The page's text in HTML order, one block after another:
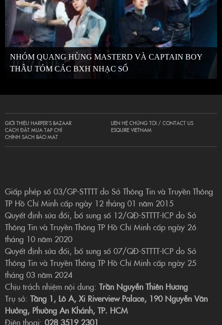
NHÓM QUANG HÙNG MASTERD VÀ CAPTAIN BOY
THÂU TÓM CÁC BXH NHẠC SỐ
GIỚI THIỆU HARPER’S BAZAAR
CÁCH ĐẶT MUA TẠP CHÍ
CHÍNH SÁCH BẢO MẬT
LIÊN HỆ CHÚNG TÔI / CONTACT US
ESQUIRE VIETNAM
Giấp phép số 03/GP-STTTT do Sở Thông Tin và Truyền Thông
TP Hồ Chí Minh cấp ngày 12 tháng 01 năm 2015
Quyết định sửa đổi, bổ sung số 12/QĐ-STTTT-ICP do Sở
Thông Tin và Truyền Thông TP Hồ Chí Minh cấp ngày 26
tháng 10 năm 2020
Quyết định sửa đổi, bổ sung số 07/QĐ-STTTT-ICP do Sở
Thông Tin và Truyền Thông TP Hồ Chí Minh cấp ngày 25
tháng 03 năm 2024
Chịu trách nhiệm nội dung: Trần Nguyễn Thiên Hương
Trụ sở: Tầng 1, Lô A, Xi Riverview Palace, 190 Nguyễn Văn
Hưởng, Phường An Khánh, TP. HCM
Điện thoại: 028 3519 2301